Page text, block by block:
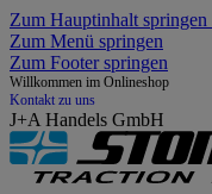
Zum Hauptinhalt springen
Zum Menü springen
Zum Footer springen
Willkommen im Onlineshop
Kontakt zu uns
J+A Handels GmbH